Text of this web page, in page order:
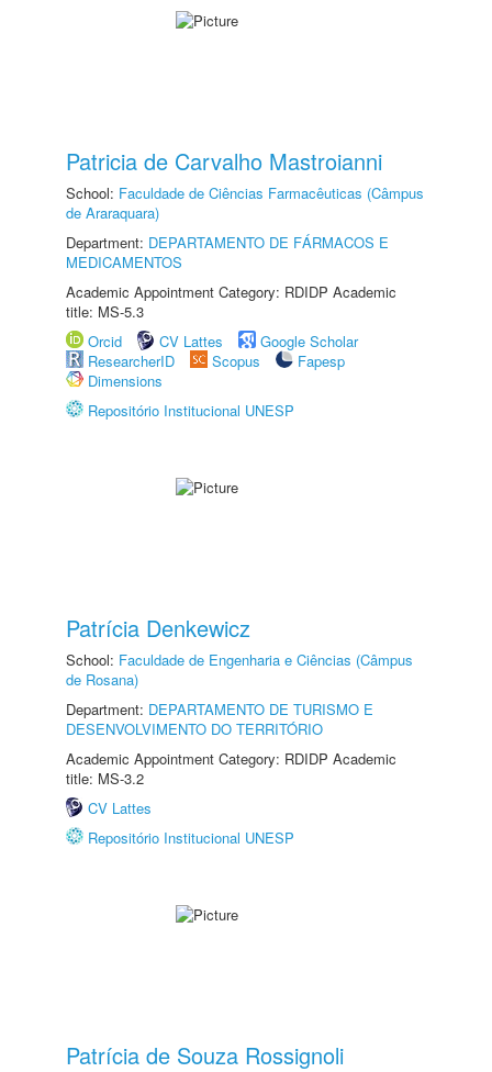
Patricia de Carvalho Mastroianni
School: Faculdade de Ciências Farmacêuticas (Câmpus
de Araraquara)
Department: DEPARTAMENTO DE FÁRMACOS E
MEDICAMENTOS
Academic Appointment Category: RDIDP Academic
title: MS-5.3
Orcid
CV Lattes
Google Scholar
ResearcherID
Scopus
Fapesp
Dimensions
Repositório Institucional UNESP
Patrícia Denkewicz
School: Faculdade de Engenharia e Ciências (Câmpus
de Rosana)
Department: DEPARTAMENTO DE TURISMO E
DESENVOLVIMENTO DO TERRITÓRIO
Academic Appointment Category: RDIDP Academic
title: MS-3.2
CV Lattes
Repositório Institucional UNESP
Patrícia de Souza Rossignoli